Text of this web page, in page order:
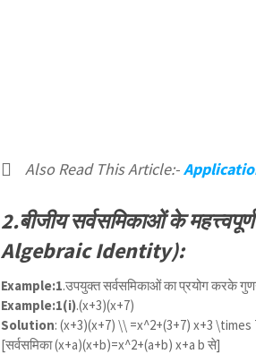
Also Read This Article:-
2.बीजीय सर्वसमिकाओं के
Algebraic Identity):
Example:1.उपयुक्त सर्वसमिकाओं का प्रयोग करके
Example:1(i).(x+3)(x+7)
Solution:(x+3)(x+7) \\ =x^2+(3+7) x+3 \times
[सर्वसमिका(x+a)(x+b)=x^2+(a+b) x+a b से]